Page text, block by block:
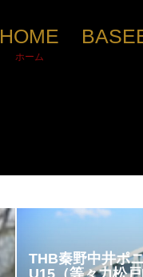
HOME
ホーム
THB秦野中井ポ
U15（等々力松